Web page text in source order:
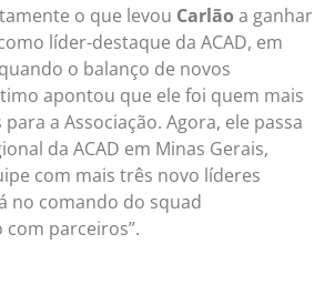
o que levou Carlão a ganhar
líder-destaque da ACAD, em
o balanço de novos
apontou que ele foi quem mais
a Associação. Agora, ele passa
da ACAD em Minas Gerais,
com mais três novo líderes
no comando do squad
com parceiros”.